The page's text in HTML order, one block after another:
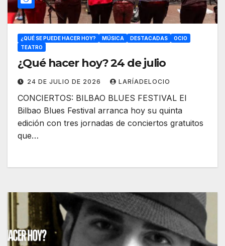
¿QUÉ SE PUEDE HACER HOY? MÚSICA DESTACADAS
OCIO
TEATRO
¿Qué hacer hoy? 24 de julio
24 DE JULIO DE 2026 LARÍADELOCIO
CONCIERTOS: BILBAO BLUES FESTIVAL El
Bilbao Blues Festival arranca hoy su quinta
edición con tres jornadas de conciertos gratuitos
que…